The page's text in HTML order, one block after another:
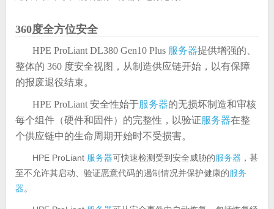
360度全方位安全
HPE ProLiant DL380 Gen10 Plus 服务器提供增强的、
整体的 360 度安全视图，从制造供应链开始，以有保障
的报废退役结束。
HPE ProLiant 安全性始于服务器的无损坏制造和审核
每个组件（硬件和固件）的完整性，以验证服务器在整
个供应链中的生命周期开始时不受损害。
HPE ProLiant 服务器可快速检测受到安全威胁的服务器 ，甚
至不允许其启动、验证恶意代码的遏制情况并保护健康的服务
器。